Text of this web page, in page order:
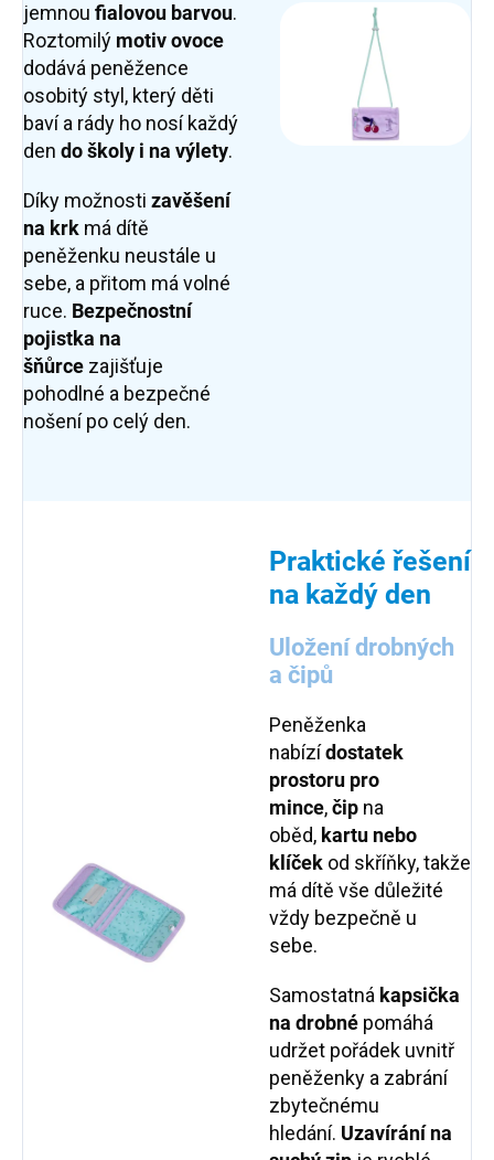
jemnou fialovou barvou.
Roztomilý motiv ovoce
dodává peněžence
osobitý styl, který děti
baví a rády ho nosí každý
den do školy i na výlety.
Díky možnosti zavěšení
na krk má dítě
peněženku neustále u
sebe, a přitom má volné
ruce. Bezpečnostní
pojistka na
šňůrce zajišťuje
pohodlné a bezpečné
nošení po celý den.
Praktické řešení
na každý den
Uložení drobných
a čipů
Peněženka
nabízídostatek
prostoru pro
mince,čip na
oběd, kartu nebo
klíček od skříňky, takže
má dítě vše důležité
vždy bezpečně u
sebe.
Samostatná kapsička
na drobné pomáhá
udržet pořádek uvnitř
peněženky a zabrání
zbytečnému
hledání. Uzavírání na